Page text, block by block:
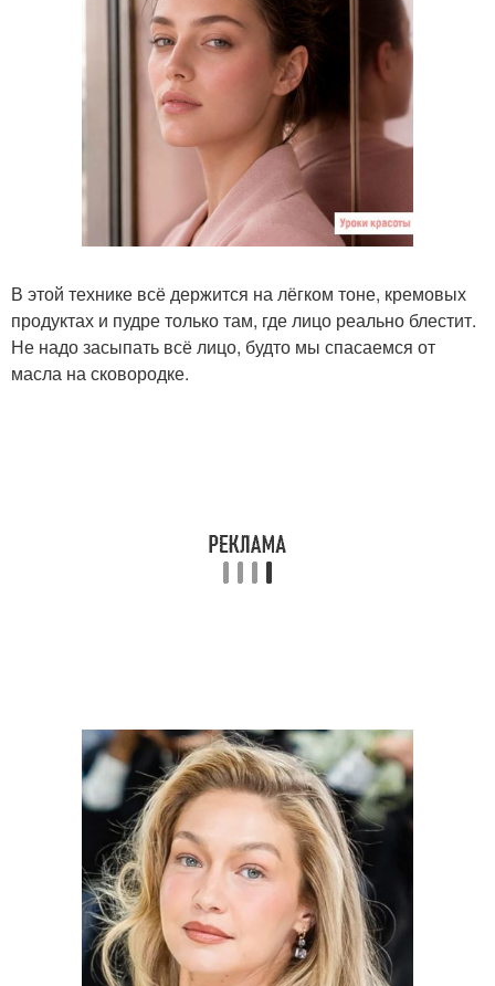
В этой технике всё держится на лёгком тоне, кремовых
продуктах и пудре только там, где лицо реально блестит.
Не надо засыпать всё лицо, будто мы спасаемся от
масла на сковородке.